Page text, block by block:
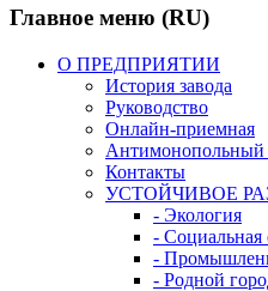
Главное меню (RU)
О ПРЕДПРИЯТИИ
История завода
Руководство
Онлайн-приемная
Антимонопольный
Контакты
УСТОЙЧИВОЕ
- Экология
- Социальная
-
- Родной